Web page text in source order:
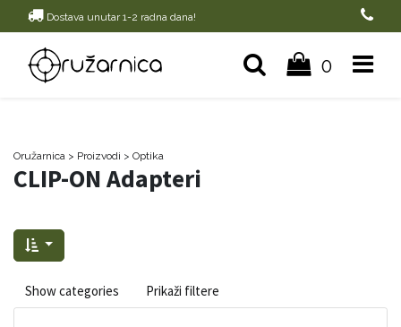
Dostava unutar 1-2 radna dana!
0
Oružarnica > Proizvodi > Optika
CLIP-ON Adapteri
Show categories Prikaži filtere